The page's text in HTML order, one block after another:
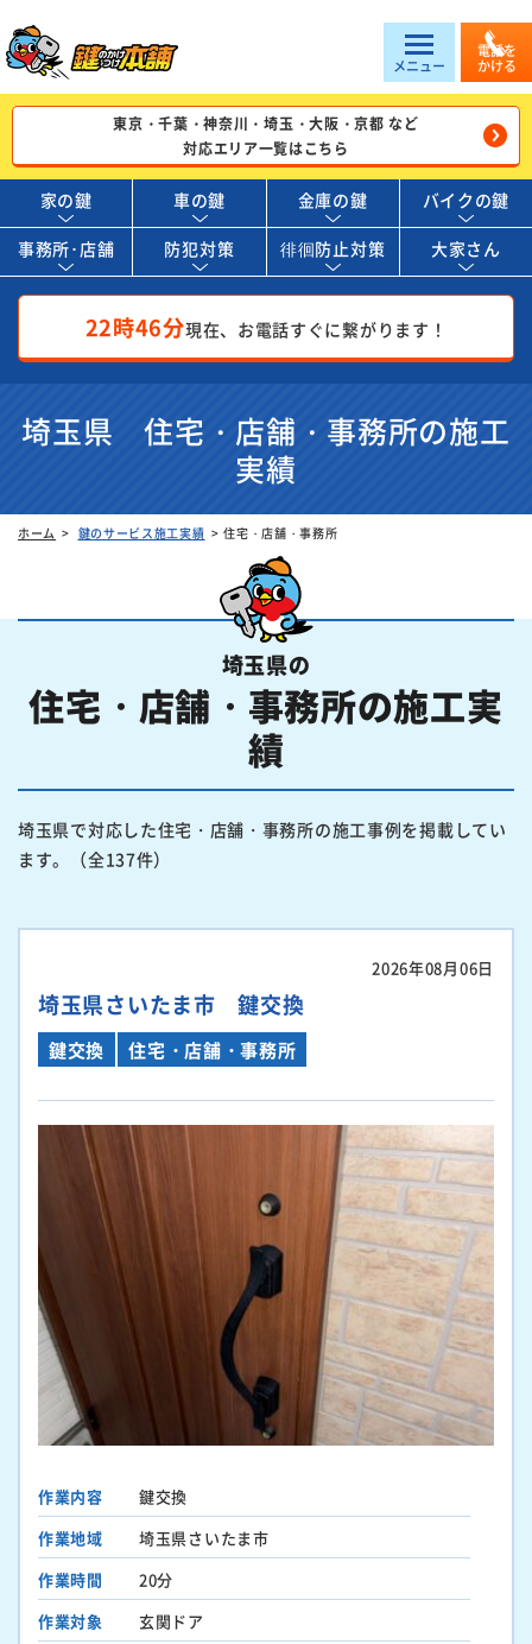
メニュー
電話を
かける
東京・千葉・神奈川・埼玉・大阪・京都 など
対応エリア一覧はこちら
家の鍵 車の鍵 金庫の鍵 バイクの鍵
事務所･店舗 防犯対策 徘徊防止対策 大家さん
22時46分現在、お電話すぐに繋がります！
埼玉県 住宅・店舗・事務所の施工
実績
ホーム 鍵のサービス施工実績 住宅・店舗・事務所
埼玉県の
住宅・店舗・事務所の施工実
績
埼玉県で対応した住宅・店舗・事務所の施工事例を掲載してい
ます。（全137件）
2026年08月06日
埼玉県さいたま市 鍵交換
鍵交換 住宅・店舗・事務所
作業内容
鍵交換
作業地域
埼玉県さいたま市
作業時間
20分
作業対象
玄関ドア